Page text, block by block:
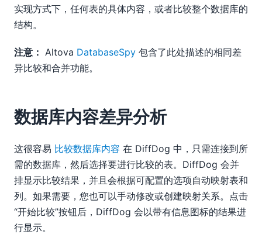
实现方式下，任何表的具体内容，或者比较整个数据库的
结构。
注意： Altova DatabaseSpy 包含了此处描述的相同差
异比较和合并功能。
数据库内容差异分析
这很容易 比较数据库内容 在 DiffDog 中，只需连接到所
需的数据库，然后选择要进行比较的表。DiffDog 会并
排显示比较结果，并且会根据可配置的选项自动映射表和
列。如果需要，您也可以手动修改或创建映射关系。点击
“开始比较”按钮后，DiffDog 会以带有信息图标的结果进
行显示。